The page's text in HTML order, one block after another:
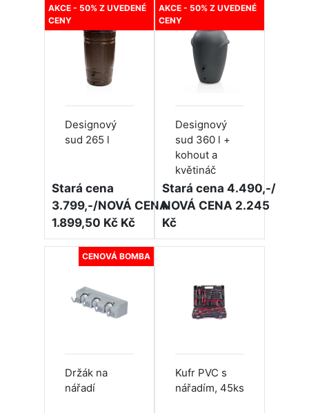
AKCE - 50% Z UVEDENÉ
CENY
Designový
sud 265 l
Stará cena
3.799,-/NOVÁ CENA
1.899,50 Kč Kč
AKCE - 50% Z UVEDENÉ
CENY
Designový
sud 360 l +
kohout a
květináč
Stará cena 4.490,-/
NOVÁ CENA 2.245
Kč
CENOVÁ BOMBA
Držák na
nářadí
Kufr PVC s
nářadím, 45ks